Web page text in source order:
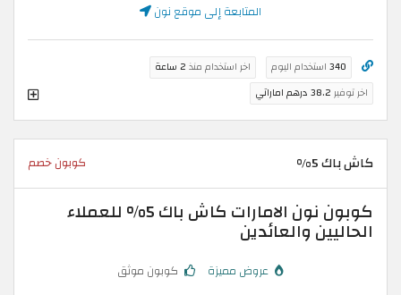
المتابعة إلى موقع نون
340 استخدام اليوم اخر استخدام منذ 2 ساعة
اخر توفير 38.2 درهم اماراتي
كاش باك 5% كوبون خصم
كوبون نون الامارات كاش باك 5% للعملاء
الحاليين والعائدين
عروض مميزة كوبون موثق